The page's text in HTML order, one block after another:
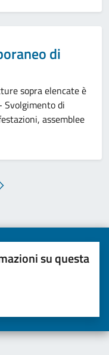
di
sopra elencate è
di
assemblee
su questa